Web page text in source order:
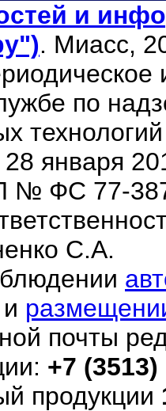
и
. Миасс,
по
января
№ ФС 77-
С.А.
и
почты
+7
продукции